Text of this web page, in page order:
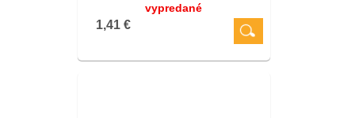
vypredané
1,41 €